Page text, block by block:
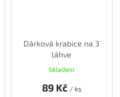
Dárková krabice na 3
láhve
Skladem
89 Kč / ks